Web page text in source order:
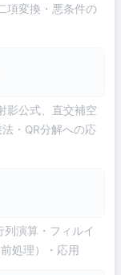
項変換・悪条件の
影公式、直交補空
・QR分解への応
列演算・フィルイ
処理）・応用